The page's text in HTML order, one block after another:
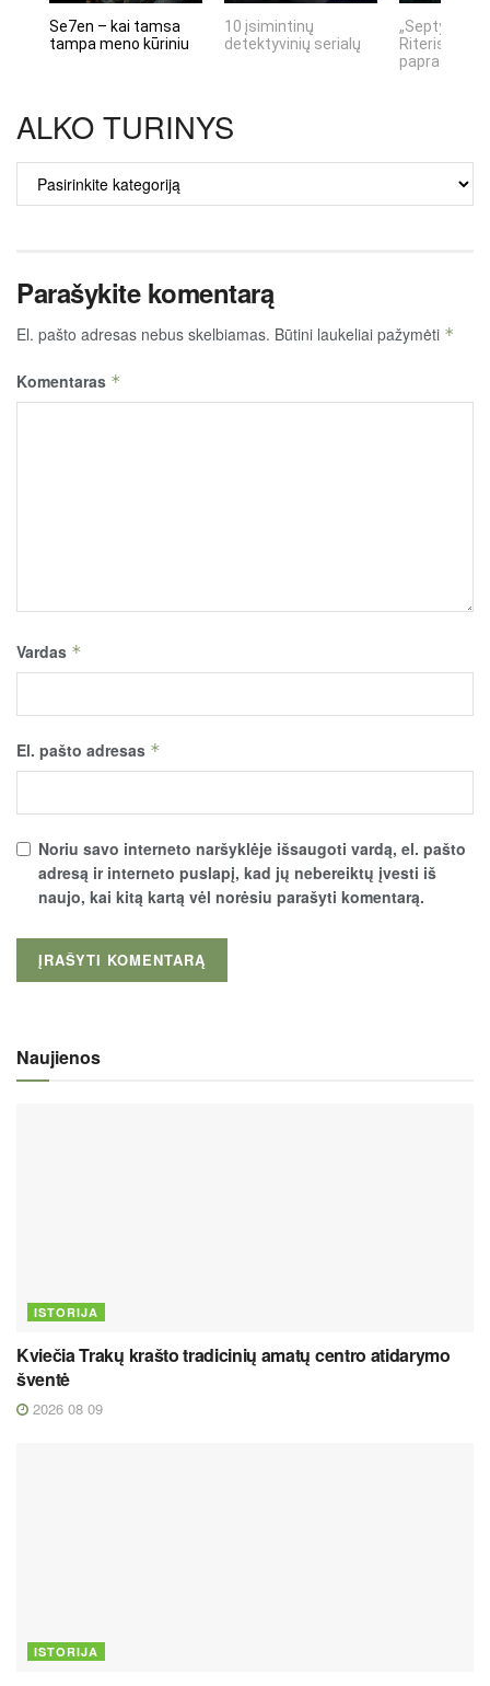
Se7en – kai tamsa
tampa meno kūriniu
10 įsimintinų
detektyvinių serialų
„Septynių
Riteris" – kai
ALKO TURINYS
ALKO
TURINYS
Parašykite komentarą
El. pašto adresas nebus skelbiamas. Būtini laukeliai pažymėti *
Komentaras *
Vardas *
El. pašto adresas *
Noriu savo interneto naršyklėje išsaugoti vardą, el. pašto
adresą ir interneto puslapį, kad jų nebereiktų įvesti iš
naujo, kai kitą kartą vėl norėsiu parašyti komentarą.
Naujienos
ISTORIJA
Kviečia Trakų krašto tradicinių amatų centro atidarymo
šventė
2026 08 09
ISTORIJA